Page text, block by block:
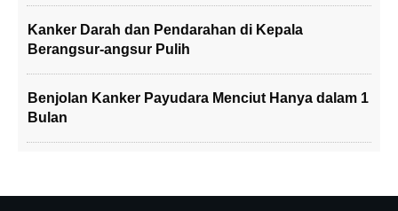
Kanker Darah dan Pendarahan di Kepala
Berangsur-angsur Pulih
Benjolan Kanker Payudara Menciut Hanya dalam 1
Bulan